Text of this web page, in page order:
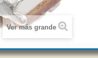
Ver más grande